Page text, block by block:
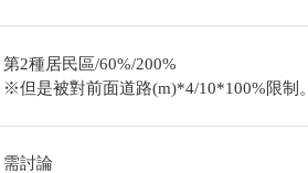
第2種居民區/60%/200%
※但是被對前面道路(m)*4/10*100%限制。
需討論